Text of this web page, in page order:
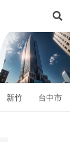
新竹 台中市